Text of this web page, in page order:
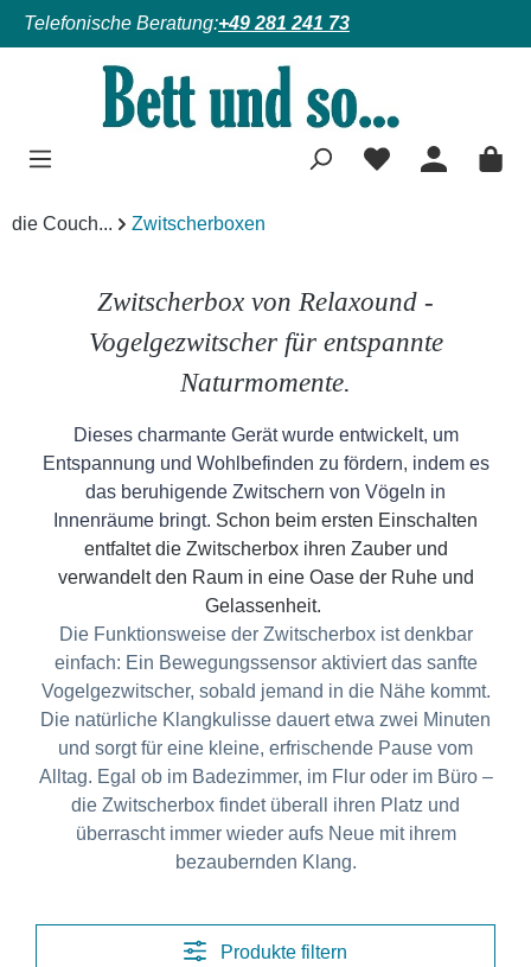
Zum Hauptinhalt springen
Telefonische Beratung:+49 281 241 73
die Couch... Zwitscherboxen
Zwitscherbox von Relaxound -
Vogelgezwitscher für entspannte
Naturmomente.
Dieses charmante Gerät wurde entwickelt, um
Entspannung und Wohlbefinden zu fördern, indem es
das beruhigende Zwitschern von Vögeln in
Innenräume bringt. Schon beim ersten Einschalten
entfaltet die Zwitscherbox ihren Zauber und
verwandelt den Raum in eine Oase der Ruhe und
Gelassenheit.
Die Funktionsweise der Zwitscherbox ist denkbar
einfach: Ein Bewegungssensor aktiviert das sanfte
Vogelgezwitscher, sobald jemand in die Nähe kommt.
Die natürliche Klangkulisse dauert etwa zwei Minuten
und sorgt für eine kleine, erfrischende Pause vom
Alltag. Egal ob im Badezimmer, im Flur oder im Büro –
die Zwitscherbox findet überall ihren Platz und
überrascht immer wieder aufs Neue mit ihrem
bezaubernden Klang.
Produkte filtern